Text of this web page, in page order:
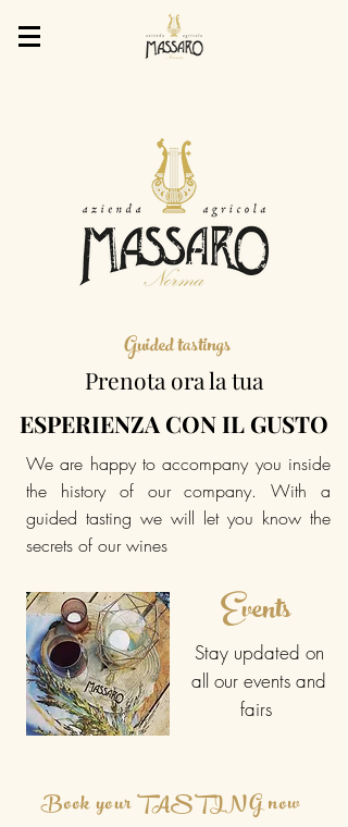
Guided tastings
Prenota ora la tua
ESPERIENZA CON IL GUSTO
We are happy to accompany you inside
the history of our company. With a
guided tasting we will let you know the
secrets of our wines
Events
Stay updated on
all our events and
fairs
Book your TASTING now